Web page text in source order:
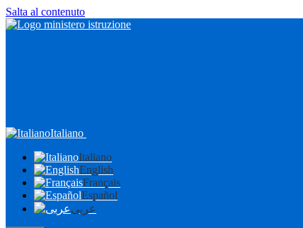
Salta al contenuto
Italiano
Italiano
English
Français
Español
عربى